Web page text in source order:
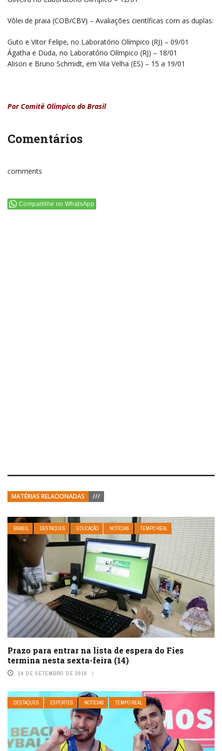
Vôlei de praia (COB/CBV) – Avaliações científicas com as duplas:
Guto e Vitor Felipe, no Laboratório Olímpico (RJ) – 09/01
Ágatha e Duda, no Laboratório Olímpico (RJ) – 18/01
Alison e Bruno Schmidt, em Vila Velha (ES) – 15 a 19/01
Por Comitê Olímpico do Brasil
Comentários
comments
Compartilhe no WhatsApp
MATÉRIAS RELACIONADAS ///
BRASIL DESTAQUES EDUCAÇÃO NOTÍCIAS TEMPO REAL
Prazo para entrar na lista de espera do Fies
termina nesta sexta-feira (14)
14 DE SETEMBRO DE 2018
DESTAQUES ESPORTES NOTÍCIAS TEMPO REAL